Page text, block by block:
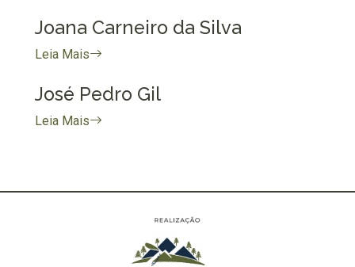
Joana Carneiro da Silva
Leia Mais
José Pedro Gil
Leia Mais